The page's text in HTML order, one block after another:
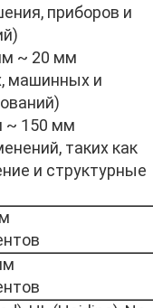
приборов и
~ 20 мм
машинных и
~ 150 мм
таких как
и структурные